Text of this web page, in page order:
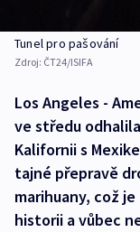
Tunel pro pašování
Zdroj: ČT24/ISIFA
Los Angeles -
ve středu
Kalifornii s
tajné přepravě
marihuany, což
historii a vůbec